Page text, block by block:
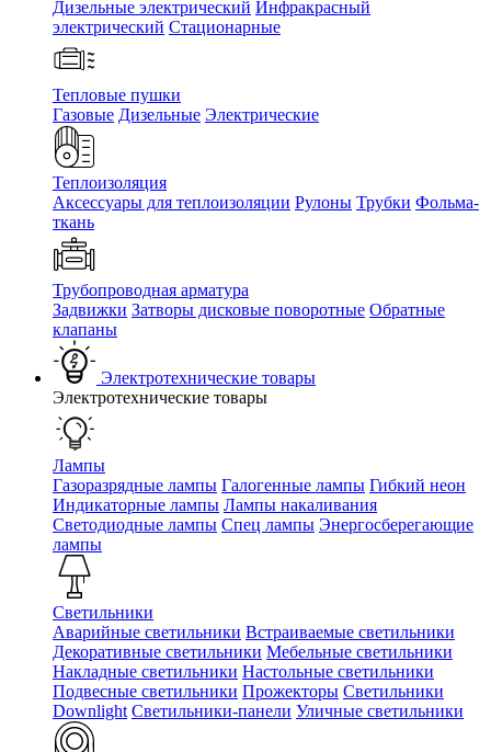
Дизельные электрический Инфракрасный
электрический Стационарные
Тепловые пушки
Газовые Дизельные Электрические
Теплоизоляция
Аксессуары для теплоизоляции Рулоны Трубки Фольма-
ткань
Трубопроводная арматура
Задвижки Затворы дисковые поворотные Обратные
клапаны
Электротехнические товары
Электротехнические товары
Лампы
Газоразрядные лампы Галогенные лампы Гибкий неон
Индикаторные лампы Лампы накаливания
Светодиодные лампы Спец лампы Энергосберегающие
лампы
Светильники
Аварийные светильники Встраиваемые светильники
Декоративные светильники Мебельные светильники
Накладные светильники Настольные светильники
Подвесные светильники Прожекторы Светильники
Downlight Светильники-панели Уличные светильники